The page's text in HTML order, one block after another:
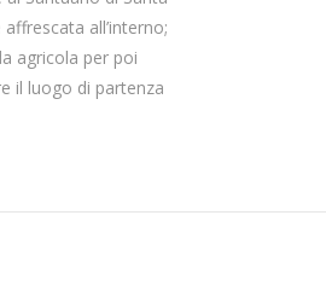
all’interno;
agricola per poi
il luogo di partenza